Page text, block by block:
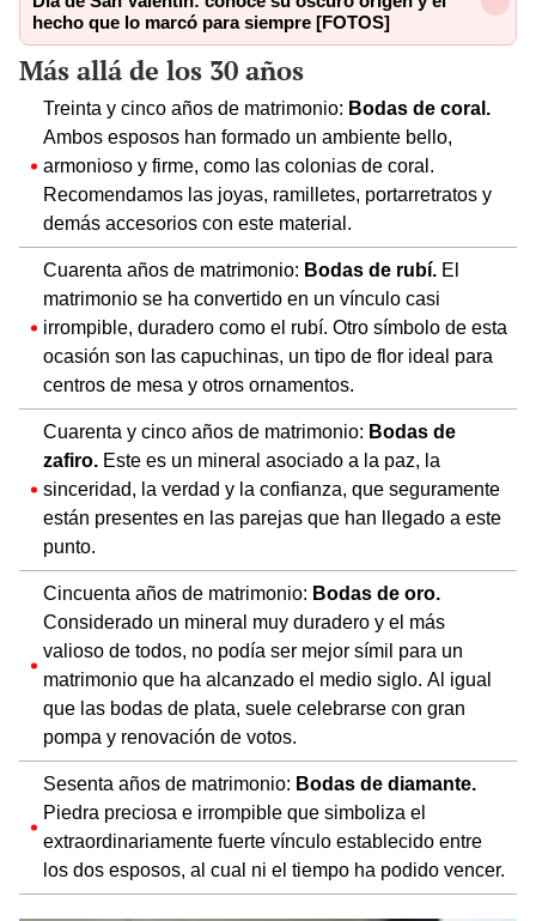
hecho que lo marcó para siempre [FOTOS]
Más allá de los 30 años
Treinta y cinco años de matrimonio: Bodas de coral.
Ambos esposos han formado un ambiente bello,
armonioso y firme, como las colonias de coral.
Recomendamos las joyas, ramilletes, portarretratos y
demás accesorios con este material.
Cuarenta años de matrimonio: Bodas de rubí. El
matrimonio se ha convertido en un vínculo casi
irrompible, duradero como el rubí. Otro símbolo de esta
ocasión son las capuchinas, un tipo de flor ideal para
centros de mesa y otros ornamentos.
Cuarenta y cinco años de matrimonio: Bodas de
zafiro. Este es un mineral asociado a la paz, la
sinceridad, la verdad y la confianza, que seguramente
están presentes en las parejas que han llegado a este
punto.
Cincuenta años de matrimonio: Bodas de oro.
Considerado un mineral muy duradero y el más
valioso de todos, no podía ser mejor símil para un
matrimonio que ha alcanzado el medio siglo. Al igual
que las bodas de plata, suele celebrarse con gran
pompa y renovación de votos.
Sesenta años de matrimonio: Bodas de diamante.
Piedra preciosa e irrompible que simboliza el
extraordinariamente fuerte vínculo establecido entre
los dos esposos, al cual ni el tiempo ha podido vencer.